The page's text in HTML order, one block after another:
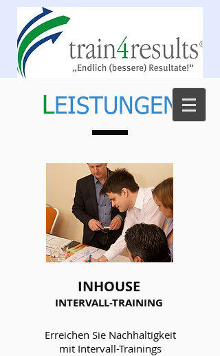
LEISTUNGEN
INHOUSE
INTERVALL-TRAINING
Erreichen Sie Nachhaltigkeit
mit Intervall-Trainings